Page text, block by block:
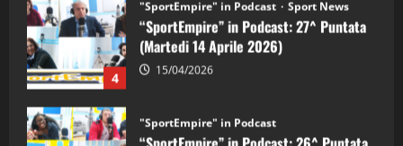
5
"SportEmpire" in Podcast
“SportEmpire” in Podcast: 26^ Puntata
(Martedi 07 Aprile 2026)
08/04/2026
"SportEmpire" in Podcast